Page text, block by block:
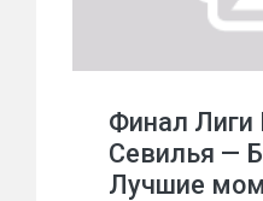
Финал Лиги
Севилья —
Лучшие